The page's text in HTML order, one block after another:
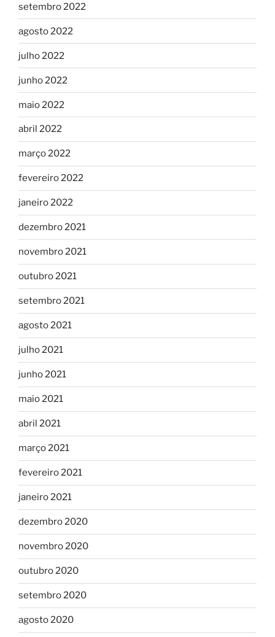
setembro 2022
agosto 2022
julho 2022
junho 2022
maio 2022
abril 2022
março 2022
fevereiro 2022
janeiro 2022
dezembro 2021
novembro 2021
outubro 2021
setembro 2021
agosto 2021
julho 2021
junho 2021
maio 2021
abril 2021
março 2021
fevereiro 2021
janeiro 2021
dezembro 2020
novembro 2020
outubro 2020
setembro 2020
agosto 2020